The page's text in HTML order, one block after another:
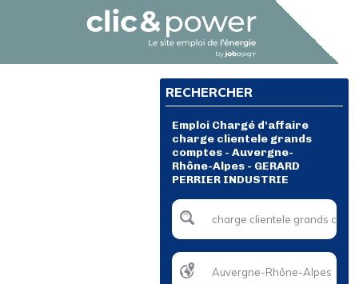
RECHERCHER
Emploi Chargé d'affaire
charge clientele grands
comptes - Auvergne-
Rhône-Alpes - GERARD
PERRIER INDUSTRIE